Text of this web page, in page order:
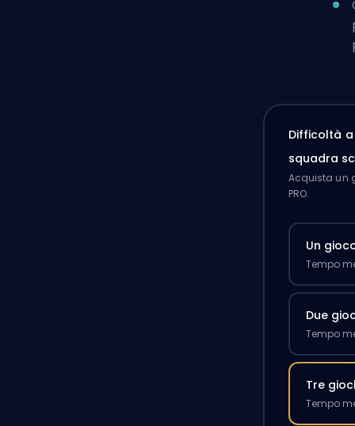
Difficoltà
squadra
Acquista un
PRO.
Un
Tempo
Due
Tempo
Tre
Tempo